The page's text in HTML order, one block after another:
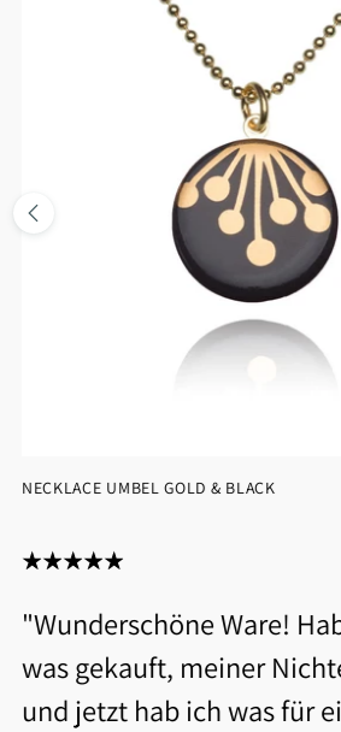
"Wunderschöne Ware!
was gekauft, meiner
und jetzt hab ich was für
NECKLACE UMBEL GOLD & BLACK